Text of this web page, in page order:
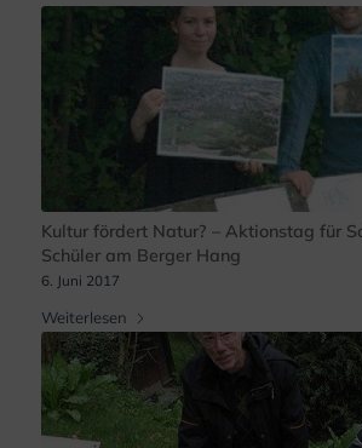
Kultur fördert Natur? – Aktionstag für
Schüler am Berger Hang
6. Juni 2017
Weiterlesen